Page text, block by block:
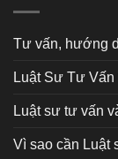
Tư vấn, hướng
Luật Sư Tư Vấn
Luật sư tư vấn
Vì sao cần Luật